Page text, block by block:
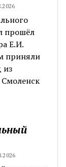
прошёл
Е.И.
приняли
из